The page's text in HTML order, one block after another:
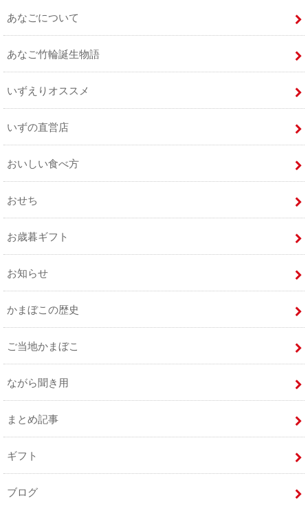
あなごについて
あなご竹輪誕生物語
いずえりオススメ
いずの直営店
おいしい食べ方
おせち
お歳暮ギフト
お知らせ
かまぼこの歴史
ご当地かまぼこ
ながら聞き用
まとめ記事
ギフト
ブログ